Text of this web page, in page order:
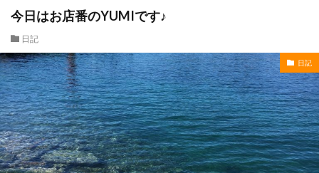
今日はお店番のYUMIです♪
日記
日記